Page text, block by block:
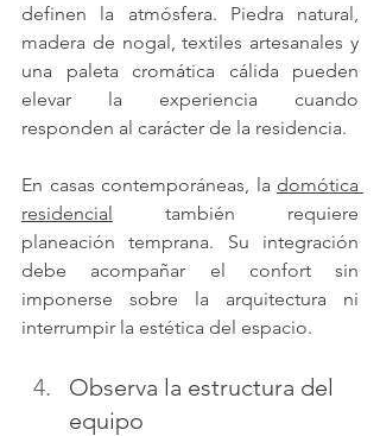
definen la atmósfera. Piedra natural,
madera de nogal, textiles artesanales y
una paleta cromática cálida pueden
elevar la experiencia cuando
responden al carácter de la residencia.
En casas contemporáneas, la domótica
residencial también requiere
planeación temprana. Su integración
debe acompañar el confort sin
imponerse sobre la arquitectura ni
interrumpir la estética del espacio.
Observa la estructura del
equipo